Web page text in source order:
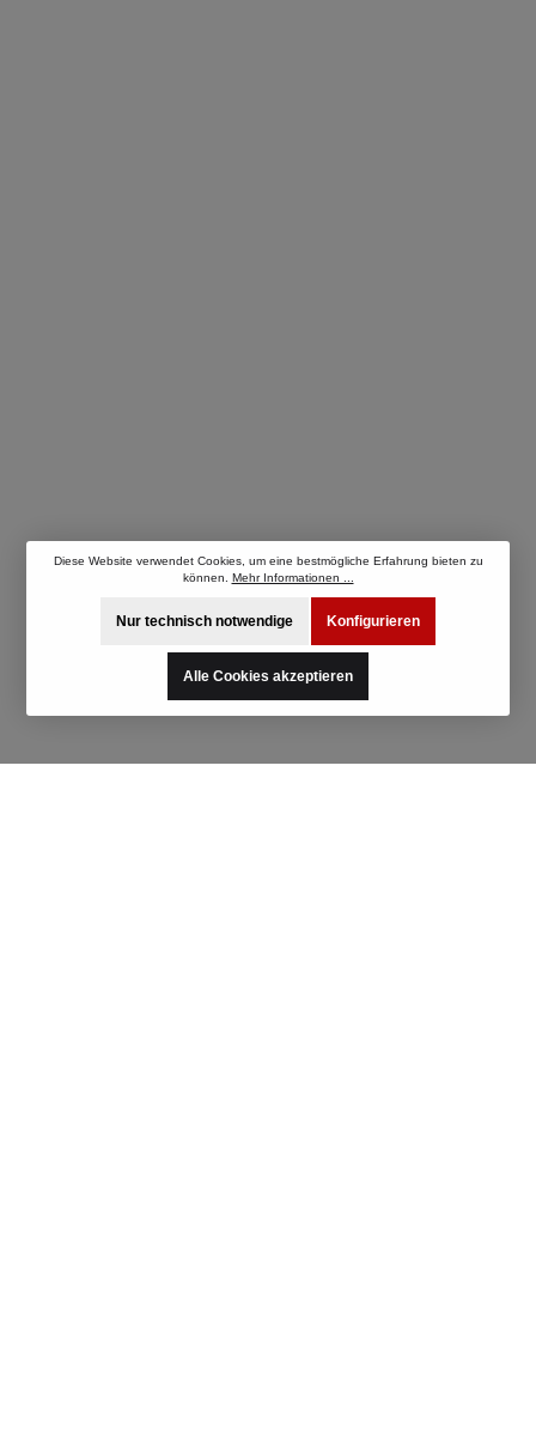
Diese Website verwendet Cookies, um eine bestmögliche Erfahrung bieten zu
können. Mehr Informationen ...
Nur technisch notwendige Konfigurieren
Alle Cookies akzeptieren